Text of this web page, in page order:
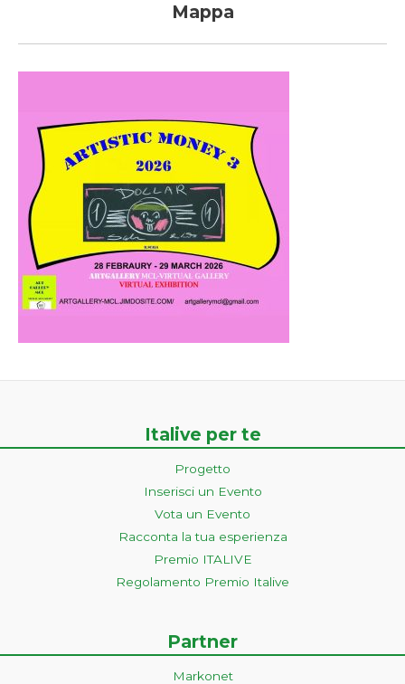
Mappa
Italive per te
Progetto
Inserisci un Evento
Vota un Evento
Racconta la tua esperienza
Premio ITALIVE
Regolamento Premio Italive
Partner
Markonet